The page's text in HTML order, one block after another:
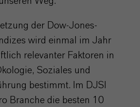
der Dow-Jones-
wird einmal im Jahr
relevanter Faktoren in
Soziales und
bestimmt. Im DJSI
Branche die besten 10